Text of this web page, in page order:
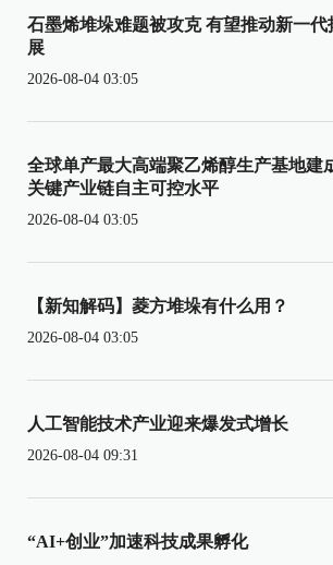
石墨烯堆垛难题被攻克 有望推动新一
展
2026-08-04 03:05
全球单产最大高端聚乙烯醇生产基地建
关键产业链自主可控水平
2026-08-04 03:05
【新知解码】菱方堆垛有什么用？
2026-08-04 03:05
人工智能技术产业迎来爆发式增长
2026-08-04 09:31
“AI+创业”加速科技成果孵化